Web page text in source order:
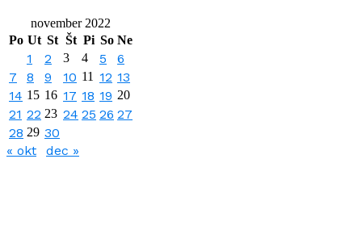
november 2022
Po Ut St Št Pi So Ne
1 2 3 4 5
6
7
8 9 10 11 12 13
14 15 16 17 18 19 20
21 22 23 24 25 26 27
28 29 30
« okt
dec »